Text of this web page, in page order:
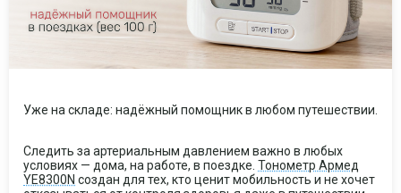
Уже на складе: надёжный помощник в любом путешествии.
Следить за артериальным давлением важно в любых
условиях — дома, на работе, в поездке. Тонометр Армед
YE8300N создан для тех, кто ценит мобильность и не хочет